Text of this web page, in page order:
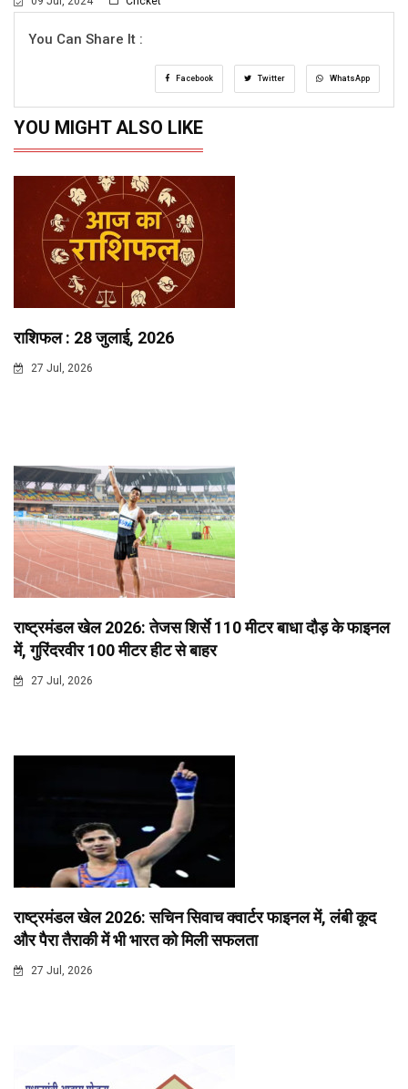
You Can Share It :
Facebook Twitter WhatsApp
YOU MIGHT ALSO LIKE
राशिफल : 28 जुलाई, 2026
27 Jul, 2026
राष्ट्रमंडल खेल 2026: तेजस शिर्से 110 मीटर बाधा दौड़ के फाइनल
में, गुरिंदरवीर 100 मीटर हीट से बाहर
27 Jul, 2026
राष्ट्रमंडल खेल 2026: सचिन सिवाच क्वार्टर फाइनल में, लंबी कूद
और पैरा तैराकी में भी भारत को मिली सफलता
27 Jul, 2026